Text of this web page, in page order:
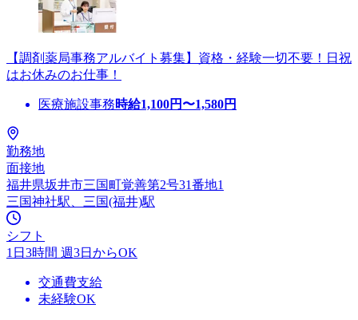
【調剤薬局事務アルバイト募集】資格・経験一切不要！日祝
はお休みのお仕事！
医療施設事務時給1,100円〜1,580円
勤務地
面接地
福井県坂井市三国町覚善第2号31番地1
三国神社駅、三国(福井)駅
シフト
1日3時間 週3日からOK
交通費支給
未経験OK